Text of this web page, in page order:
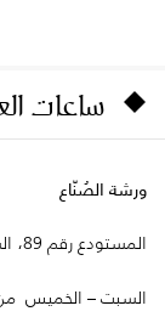
ساعات
ورشة الصُنّاع
المستودع رقم 89، السركال أفنيو
السبت – الخميس من 10 صباحاً إلى 7